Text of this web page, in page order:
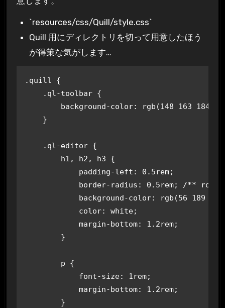
`resources/css/Quill/style.css`
Quill 用にディレクトリを切って用意したほう
が得策な気がします…
.quill {
    .ql-toolbar {
background-color: rgb(148 163 184);
    }
    .ql-editor {
        h1, h2, h3 {
            padding-left: 0.5rem;
border-radius: 0.5rem; /**
background-color: rgb(56 189
            color: white;
            margin-bottom: 1.2rem;
        }
        p {
            font-size: 1rem;
            margin-bottom: 1.2rem;
        }